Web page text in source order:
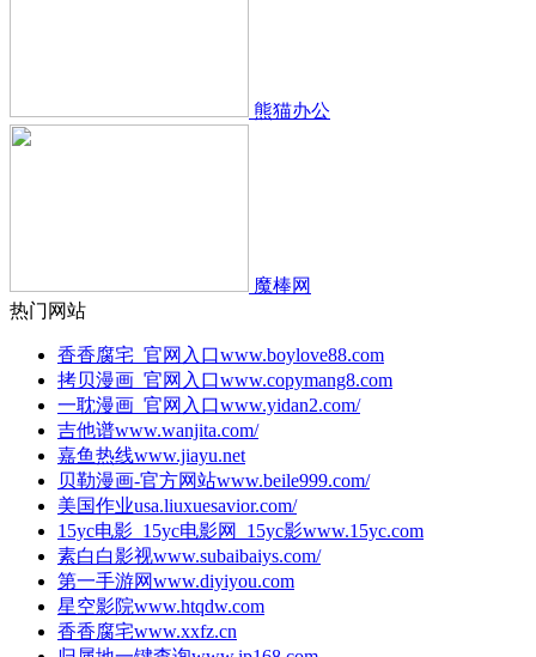
熊猫办公
魔棒网
热门网站
香香腐宅_官网入口www.boylove88.com
拷贝漫画_官网入口www.copymang8.com
一耽漫画_官网入口www.yidan2.com/
吉他谱www.wanjita.com/
嘉鱼热线www.jiayu.net
贝勒漫画-官方网站www.beile999.com/
美国作业usa.liuxuesavior.com/
15yc电影_15yc电影网_15yc影www.15yc.com
素白白影视www.subaibaiys.com/
第一手游网www.diyiyou.com
星空影院www.htqdw.com
香香腐宅www.xxfz.cn